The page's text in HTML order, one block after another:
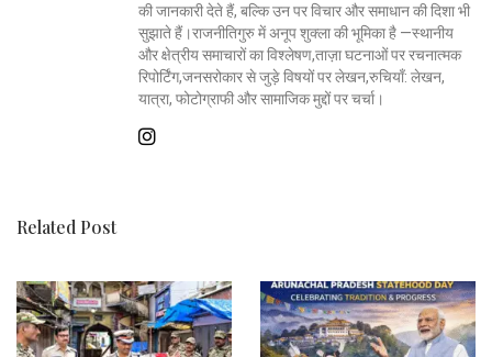
की जानकारी देते हैं, बल्कि उन पर विचार और समाधान की दिशा भी
सुझाते हैं।राजनीतिगुरु में अनूप शुक्ला की भूमिका है —स्थानीय
और क्षेत्रीय समाचारों का विश्लेषण,ताज़ा घटनाओं पर रचनात्मक
रिपोर्टिंग,जनसरोकार से जुड़े विषयों पर लेखन,रुचियाँ: लेखन,
यात्रा, फोटोग्राफी और सामाजिक मुद्दों पर चर्चा।
Related Post